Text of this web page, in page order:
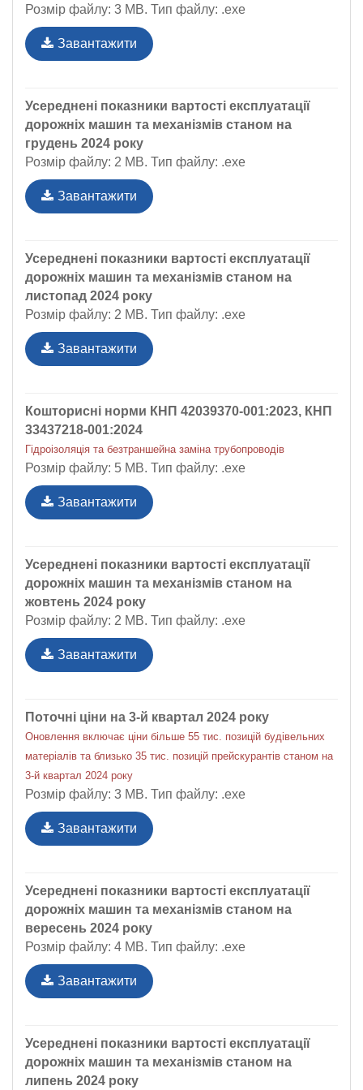
Розмір файлу: 3 MB. Тип файлу: .exe
Завантажити
Усереднені показники вартості експлуатації
дорожніх машин та механізмів станом на
грудень 2024 року
Розмір файлу: 2 MB. Тип файлу: .exe
Завантажити
Усереднені показники вартості експлуатації
дорожніх машин та механізмів станом на
листопад 2024 року
Розмір файлу: 2 MB. Тип файлу: .exe
Завантажити
Кошторисні норми КНП 42039370-001:2023, КНП
33437218-001:2024
Гідроізоляція та безтраншейна заміна трубопроводів
Розмір файлу: 5 MB. Тип файлу: .exe
Завантажити
Усереднені показники вартості експлуатації
дорожніх машин та механізмів станом на
жовтень 2024 року
Розмір файлу: 2 MB. Тип файлу: .exe
Завантажити
Поточні ціни на 3-й квартал 2024 року
Оновлення включає ціни більше 55 тис. позицій будівельних
матеріалів та близько 35 тис. позицій прейскурантів станом на
3-й квартал 2024 року
Розмір файлу: 3 MB. Тип файлу: .exe
Завантажити
Усереднені показники вартості експлуатації
дорожніх машин та механізмів станом на
вересень 2024 року
Розмір файлу: 4 MB. Тип файлу: .exe
Завантажити
Усереднені показники вартості експлуатації
дорожніх машин та механізмів станом на
липень 2024 року